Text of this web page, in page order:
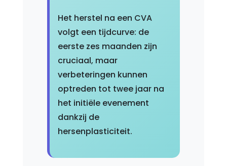
Het herstel na een CVA
volgt een tijdcurve: de
eerste zes maanden zijn
cruciaal, maar
verbeteringen kunnen
optreden tot twee jaar na
het initiële evenement
dankzij de
hersenplasticiteit.